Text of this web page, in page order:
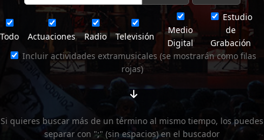
Todo Actuaciones Radio Televisión
Medio
Digital
Estudio
de
Grabación
Incluir actividades extramusicales (se mostrarán como filas
rojas)
Si quieres buscar más de un término al mismo tiempo, los puedes
separar con ";" (sin espacios) en el buscador